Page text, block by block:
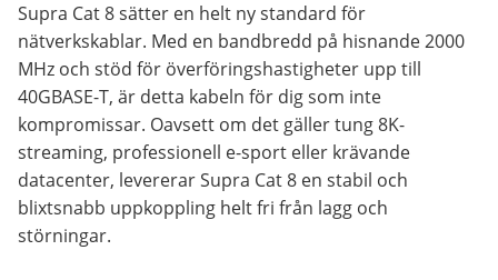
Supra Cat 8 sätter en helt ny standard för
nätverkskablar. Med en bandbredd på hisnande 2000
MHz och stöd för överföringshastigheter upp till
40GBASE-T, är detta kabeln för dig som inte
kompromissar. Oavsett om det gäller tung 8K-
streaming, professionell e-sport eller krävande
datacenter, levererar Supra Cat 8 en stabil och
blixtsnabb uppkoppling helt fri från lagg och
störningar.